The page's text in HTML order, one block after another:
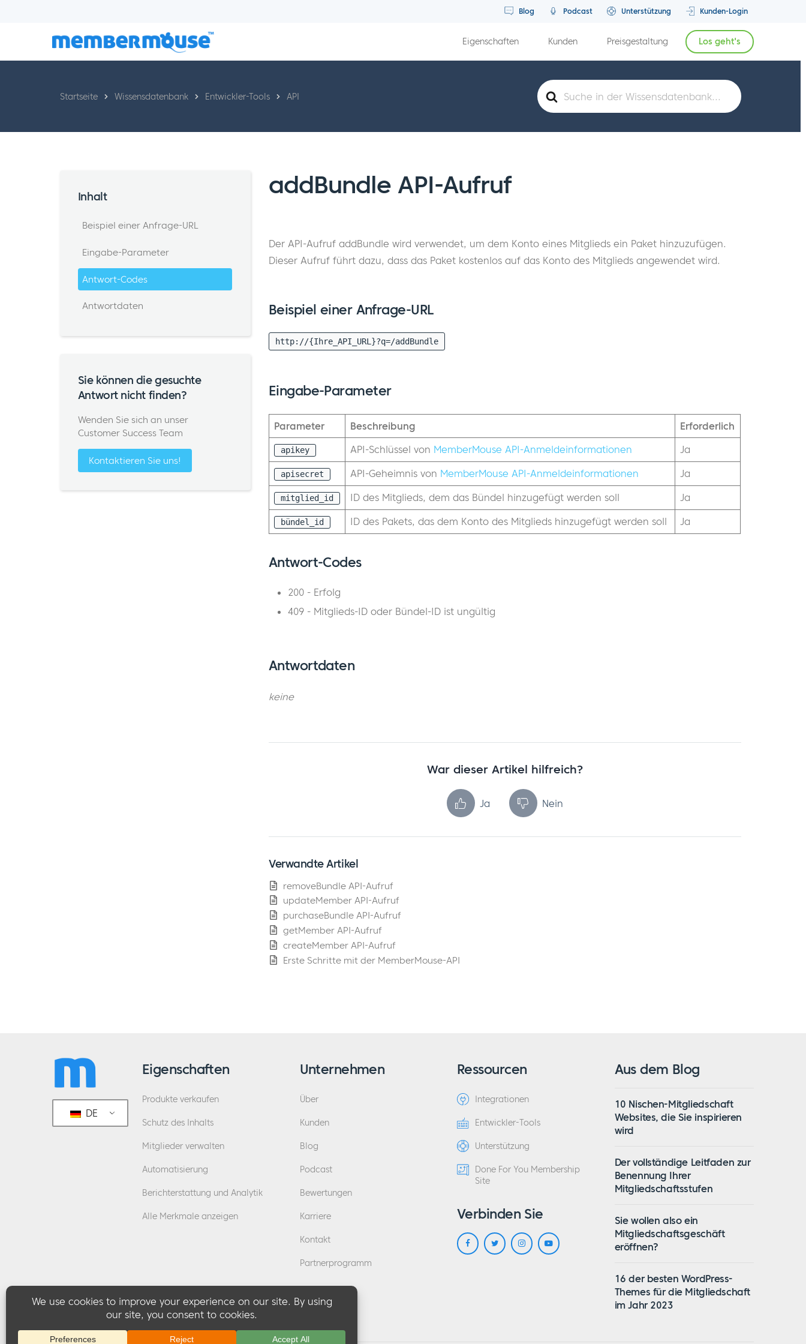
Blog Podcast Unterstützung Kunden-Login
Eigenschaften Kunden Preisgestaltung Los geht's
Suche
nach
Startseite Wissensdatenbank Entwickler-Tools API
addBundle API-Aufruf
Der API-Aufruf addBundle wird verwendet, um dem Konto eines Mitglieds ein Paket hinzuzufügen.
Dieser Aufruf führt dazu, dass das Paket kostenlos auf das Konto des Mitglieds angewendet wird.
Beispiel einer Anfrage-URL
http://{Ihre_API_URL}?q=/addBundle
Eingabe-Parameter
Parameter Beschreibung Erforderlich
apikey API-Schlüssel von MemberMouse API-Anmeldeinformationen Ja
apisecret API-Geheimnis von MemberMouse API-Anmeldeinformationen Ja
mitglied_id ID des Mitglieds, dem das Bündel hinzugefügt werden soll Ja
bündel_id ID des Pakets, das dem Konto des Mitglieds hinzugefügt werden soll Ja
Antwort-Codes
200 - Erfolg
409 - Mitglieds-ID oder Bündel-ID ist ungültig
Antwortdaten
keine
War dieser Artikel hilfreich?
Ja Nein
Verwandte Artikel
removeBundle API-Aufruf
updateMember API-Aufruf
purchaseBundle API-Aufruf
getMember API-Aufruf
createMember API-Aufruf
Erste Schritte mit der MemberMouse-API
Inhalt
Beispiel einer Anfrage-URL
Eingabe-Parameter
Antwort-Codes
Antwortdaten
Sie können die gesuchte
Antwort nicht finden?
Wenden Sie sich an unser
Customer Success Team
Kontaktieren Sie uns!
DE
Eigenschaften
Produkte verkaufen
Schutz des Inhalts
Mitglieder verwalten
Automatisierung
Berichterstattung und Analytik
Alle Merkmale anzeigen
Unternehmen
Über
Kunden
Blog
Podcast
Bewertungen
Karriere
Kontakt
Partnerprogramm
Ressourcen
Integrationen
Entwickler-Tools
Unterstützung
Done For You Membership
Site
Verbinden Sie
Aus dem Blog
10 Nischen-Mitgliedschaft
Websites, die Sie inspirieren
wird
Der vollständige Leitfaden zur
Benennung Ihrer
Mitgliedschaftsstufen
Sie wollen also ein
Mitgliedschaftsgeschäft
eröffnen?
16 der besten WordPress-
Themes für die Mitgliedschaft
im Jahr 2023